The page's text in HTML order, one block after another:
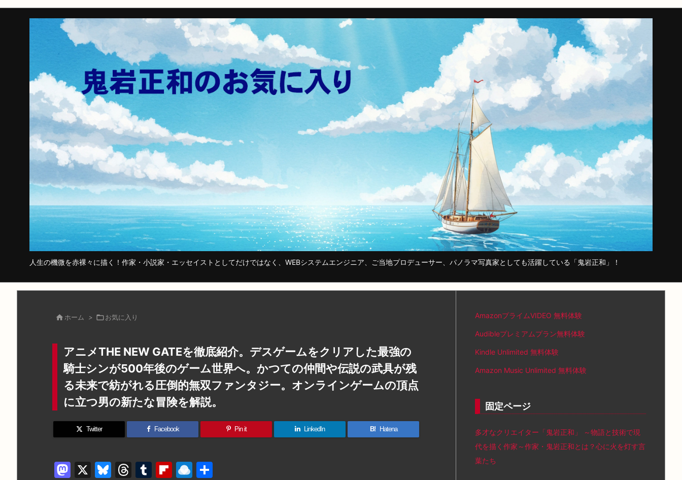
人生の機微を赤裸々に描く！作家・小説家・エッセイストとしてだけではなく、WEBシステムエンジニア、ご当地プロデューサー、パノラマ写真家としても活躍している「鬼岩正和」！
 ホーム > お気に入り
アニメTHE NEW GATEを徹底紹介。デスゲームをクリアした最強の
騎士シンが500年後のゲーム世界へ。かつての仲間や伝説の武具が残
る未来で紡がれる圧倒的無双ファンタジー。オンラインゲームの頂点
に立つ男の新たな冒険を解説。
Twitter Facebook Pin it LinkedIn B! Hatena
M X
Bl T
T
Fl R
AmazonプライムVIDEO 無料体験
Audibleプレミアムプラン無料体験
Kindle Unlimited 無料体験
Amazon Music Unlimited 無料体験
固定ページ
多才なクリエイター「鬼岩正和」 ～物語と技術で現
代を描く作家～作家・鬼岩正和とは？心に火を灯す言
葉たち